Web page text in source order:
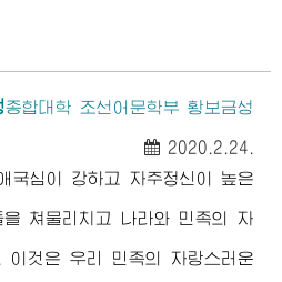
종합대학 조선어문학부 황보금성
2020.2.24.
국심이 강하고 자주정신이 높은
을 쳐물리치고 나라와 민족의 자
이것은 우리 민족의 자랑스러운